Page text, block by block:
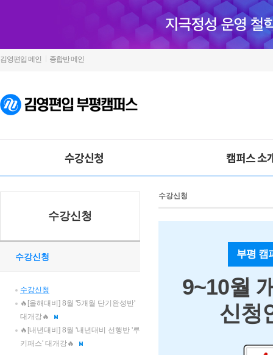
김영편입 메인 종합반 메인
수강신청 캠퍼스 소
수강신청
수강신청
수강신청
🔥[올해대비] 8월 '5개월 단기완성반'
대개강🔥
🔥[내년대비] 8월 '내년대비 선행반 '루
키패스' 대개강🔥
수강신청
부평 캠
9~10월
신청